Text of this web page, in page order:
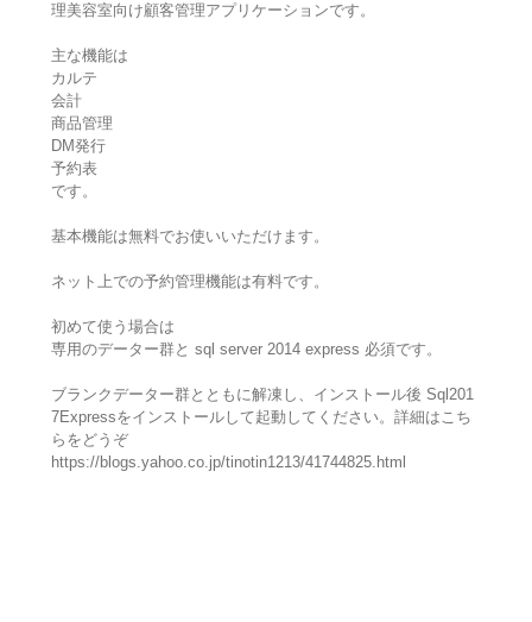
理美容室向け顧客管理アプリケーションです。
主な機能は
カルテ
会計
商品管理
DM発行
予約表
です。
基本機能は無料でお使いいただけます。
ネット上での予約管理機能は有料です。
初めて使う場合は
専用のデーター群と sql server 2014 express 必須です。
ブランクデーター群とともに解凍し、インストール後 Sql201
7Expressをインストールして起動してください。詳細はこち
らをどうぞ
https://blogs.yahoo.co.jp/tinotin1213/41744825.html